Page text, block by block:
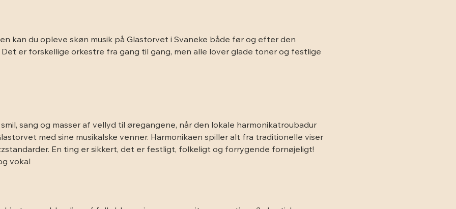
kan du opleve skøn musik på Glastorvet i Svaneke både før og efter den
er forskellige orkestre fra gang til gang, men alle lover glade toner og festlige
sang og masser af vellyd til øregangene, når den lokale harmonikatroubadur
med sine musikalske venner. Harmonikaen spiller alt fra traditionelle viser
En ting er sikkert, det er festligt, folkeligt og forrygende fornøjeligt!
vokal